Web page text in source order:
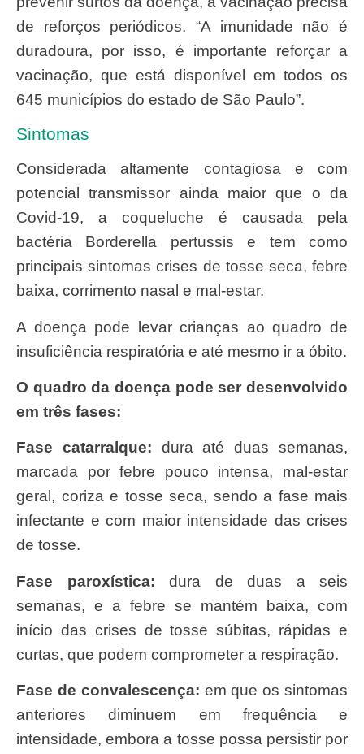
de reforços periódicos. “A imunidade não é
duradoura, por isso, é importante reforçar a
vacinação, que está disponível em todos os
645 municípios do estado de São Paulo”.
Sintomas
Considerada altamente contagiosa e com
potencial transmissor ainda maior que o da
Covid-19, a coqueluche é causada pela
bactéria Borderella pertussis e tem como
principais sintomas crises de tosse seca, febre
baixa, corrimento nasal e mal-estar.
A doença pode levar crianças ao quadro de
insuficiência respiratória e até mesmo ir a óbito.
O quadro da doença pode ser desenvolvido
em três fases:
Fase catarralque: dura até duas semanas,
marcada por febre pouco intensa, mal-estar
geral, coriza e tosse seca, sendo a fase mais
infectante e com maior intensidade das crises
de tosse.
Fase paroxística: dura de duas a seis
semanas, e a febre se mantém baixa, com
início das crises de tosse súbitas, rápidas e
curtas, que podem comprometer a respiração.
Fase de convalescença: em que os sintomas
anteriores diminuem em frequência e
intensidade, embora a tosse possa persistir por